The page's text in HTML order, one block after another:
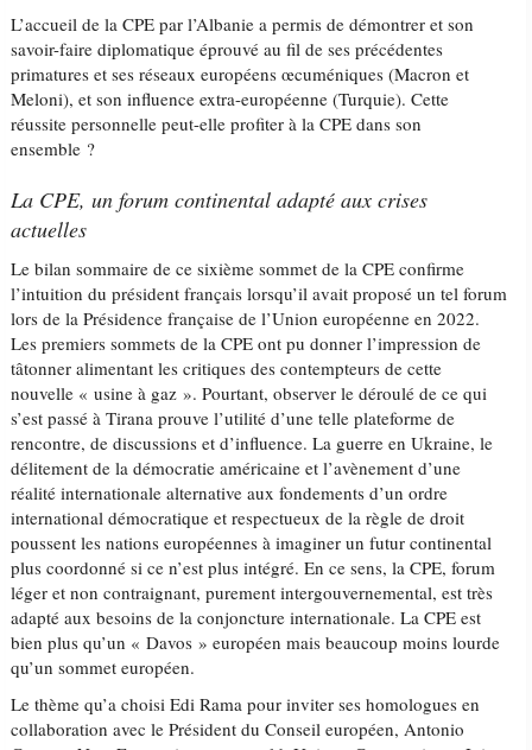
L’accueil de la CPE par l’Albanie a permis de démontrer et son
savoir-faire diplomatique éprouvé au fil de ses précédentes
primatures et ses réseaux européens œcuméniques (Macron et
Meloni), et son influence extra-européenne (Turquie). Cette
réussite personnelle peut-elle profiter à la CPE dans son
ensemble ?
La CPE, un forum continental adapté aux crises
actuelles
Le bilan sommaire de ce sixième sommet de la CPE confirme
l’intuition du président français lorsqu’il avait proposé un tel forum
lors de la Présidence française de l’Union européenne en 2022.
Les premiers sommets de la CPE ont pu donner l’impression de
tâtonner alimentant les critiques des contempteurs de cette
nouvelle « usine à gaz ». Pourtant, observer le déroulé de ce qui
s’est passé à Tirana prouve l’utilité d’une telle plateforme de
rencontre, de discussions et d’influence. La guerre en Ukraine, le
délitement de la démocratie américaine et l’avènement d’une
réalité internationale alternative aux fondements d’un ordre
international démocratique et respectueux de la règle de droit
poussent les nations européennes à imaginer un futur continental
plus coordonné si ce n’est plus intégré. En ce sens, la CPE, forum
léger et non contraignant, purement intergouvernemental, est très
adapté aux besoins de la conjoncture internationale. La CPE est
bien plus qu’un « Davos » européen mais beaucoup moins lourde
qu’un sommet européen.
Le thème qu’a choisi Edi Rama pour inviter ses homologues en
collaboration avec le Président du Conseil européen, Antonio